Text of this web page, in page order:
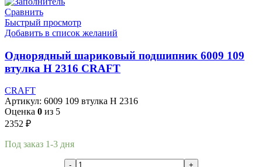
Сравнить
Быстрый просмотр
Добавить в список желаний
Однорядный шариковый подшипник 6009 109
втулка H 2316 CRAFT
CRAFT
Артикул: 6009 109 втулка H 2316
Оценка 0 из 5
2352 ₽
Под заказ 1-3 дня